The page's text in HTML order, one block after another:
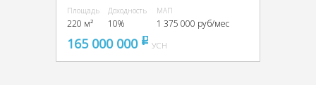
Площадь
220 м²
Доходность
10%
МАП
1 375 000 руб/мес
165 000 000 pуб
УСН